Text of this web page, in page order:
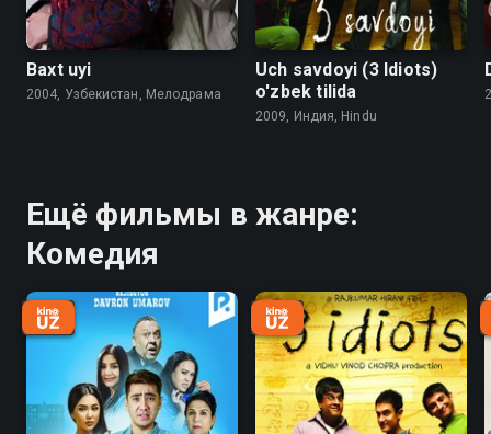
Baxt uyi
2004, Узбекистан, Мелодрама
Uch savdoyi (3 Idiots)
o'zbek tilida
2009, Индия, Hindu
Ещё фильмы в жанре:
Комедия